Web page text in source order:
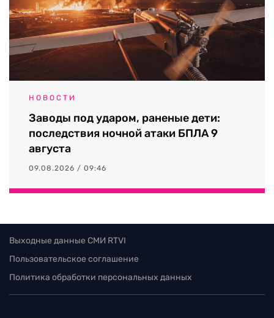
НОВОСТИ
Заводы под ударом, раненые дети:
последствия ночной атаки БПЛА 9
августа
09.08.2026 / 09:46
Выходные данные СМИ RTVI
Пользовательское соглашение
Политика обработки персональных данных